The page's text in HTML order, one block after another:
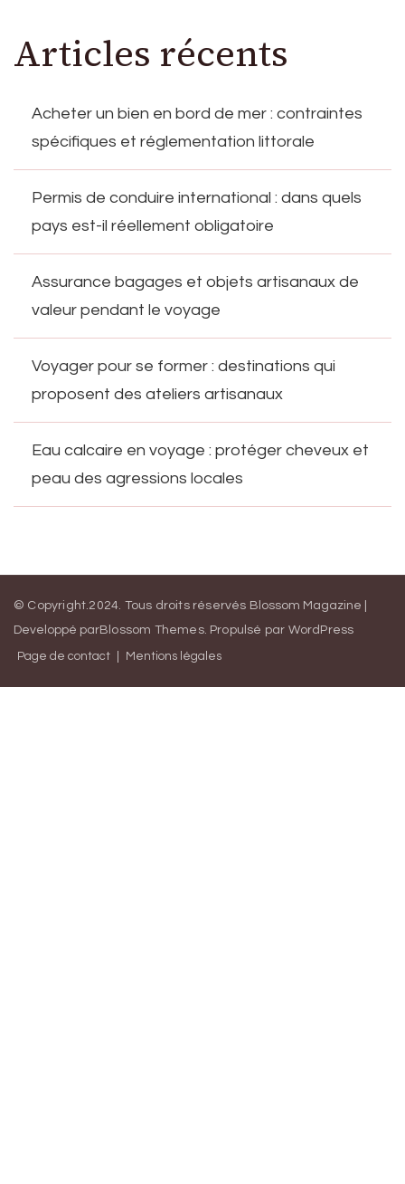
Articles récents
Acheter un bien en bord de mer : contraintes
spécifiques et réglementation littorale
Permis de conduire international : dans quels
pays est-il réellement obligatoire
Assurance bagages et objets artisanaux de
valeur pendant le voyage
Voyager pour se former : destinations qui
proposent des ateliers artisanaux
Eau calcaire en voyage : protéger cheveux et
peau des agressions locales
© Copyright.2024. Tous droits réservés Blossom Magazine |
Developpé parBlossom Themes. Propulsé par WordPress
Page de contact Mentions légales